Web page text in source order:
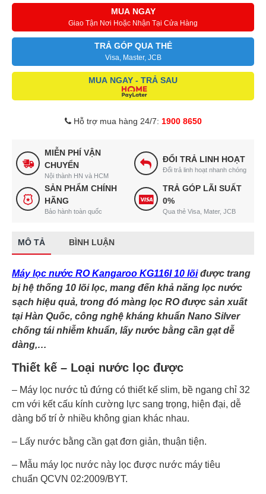
MUA NGAY
Giao Tận Nơi Hoặc Nhận Tại Cửa Hàng
TRẢ GÓP QUA THẺ
Visa, Master, JCB
MUA NGAY - TRẢ SAU
Hỗ trợ mua hàng 24/7: 1900 8650
MIỄN PHÍ VẬN
CHUYỂN
Nội thành HN và HCM
ĐỔI TRẢ LINH HOẠT
Đổi trả linh hoạt nhanh chóng
SẢN PHẨM CHÍNH
HÃNG
Bảo hành toàn quốc
TRẢ GÓP LÃI SUẤT
0%
Qua thẻ Visa, Mater, JCB
MÔ TẢ BÌNH LUẬN
Máy lọc nước RO Kangaroo KG116I 10 lõi​ được trang
bịhệ thống 10 lõi lọc, mang đến khả năng lọc nước
sạch hiệu quả, trong đó màng lọc RO được sản xuất
tại Hàn Quốc, công nghệ kháng khuẩn Nano Silver
chống tái nhiễm khuẩn, lấy nước bằng cần gạt dễ
dàng,…
Thiết kế – Loại nước lọc được
– Máy lọc nước tủ đứng có thiết kế slim, bề ngang chỉ 32
cm với kết cấu kính cường lực sang trọng, hiện đại, dễ
dàng bố trí ở nhiều không gian khác nhau.
– Lấy nước bằng cần gạt đơn giản, thuận tiện.
– Mẫu máy lọc nước này lọc được nước máy tiêu
chuẩn QCVN 02:2009/BYT.